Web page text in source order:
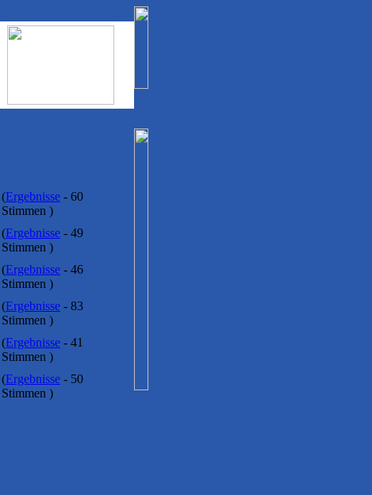
(Ergebnisse - 60
Stimmen )
(Ergebnisse - 49
Stimmen )
(Ergebnisse - 46
Stimmen )
(Ergebnisse - 83
Stimmen )
(Ergebnisse - 41
Stimmen )
(Ergebnisse - 50
Stimmen )